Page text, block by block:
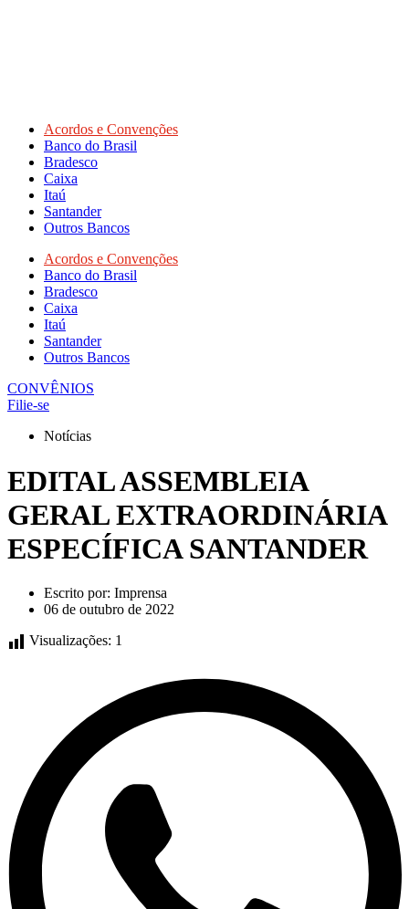
Acordos e Convenções
Banco do Brasil
Bradesco
Caixa
Itaú
Santander
Outros Bancos
Acordos e Convenções
Banco do Brasil
Bradesco
Caixa
Itaú
Santander
Outros Bancos
CONVÊNIOS
Filie-se
Notícias
EDITAL ASSEMBLEIA
GERAL EXTRAORDINÁRIA
ESPECÍFICA SANTANDER
Escrito por: Imprensa
06 de outubro de 2022
Visualizações: 1